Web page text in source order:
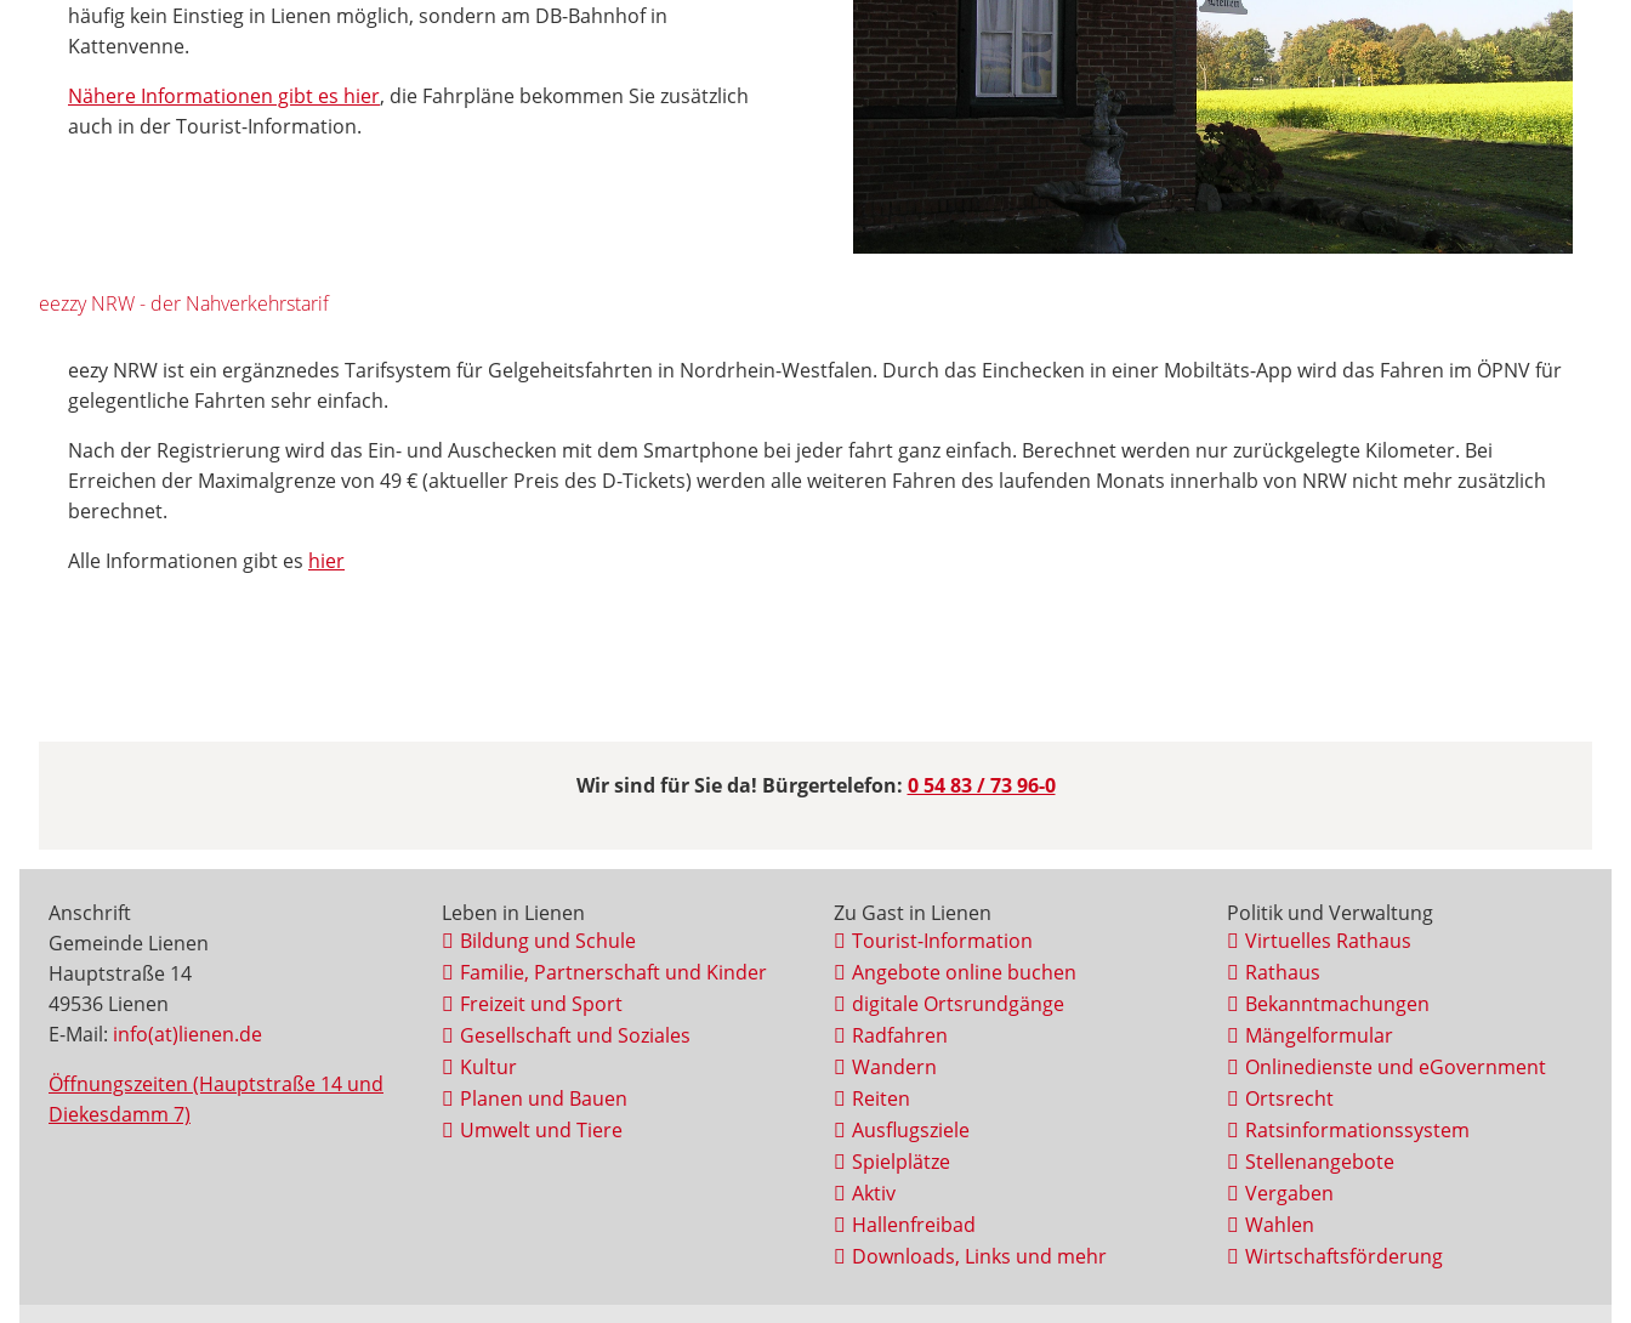
häufig kein Einstieg in Lienen möglich, sondern am DB-Bahnhof in
Kattenvenne.
Nähere Informationen gibt es hier, die Fahrpläne bekommen Sie zusätzlich
auch in der Tourist-Information.
eezzy NRW - der Nahverkehrstarif
eezy NRW ist ein ergänznedes Tarifsystem für Gelgeheitsfahrten in Nordrhein-Westfalen. Durch das Einchecken in einer Mobiltäts-App wird das Fahren im ÖPNV für
gelegentliche Fahrten sehr einfach.
Nach der Registrierung wird das Ein- und Auschecken mit dem Smartphone bei jeder fahrt ganz einfach. Berechnet werden nur zurückgelegte Kilometer. Bei
Erreichen der Maximalgrenze von 49 € (aktueller Preis des D-Tickets) werden alle weiteren Fahren des laufenden Monats innerhalb von NRW nicht mehr zusätzlich
berechnet.
Alle Informationen gibt es hier
Wir sind für Sie da! Bürgertelefon: 0 54 83 / 73 96-0
Anschrift
Gemeinde Lienen
Hauptstraße 14
49536 Lienen
E-Mail: info(at)lienen.de
Öffnungszeiten (Hauptstraße 14 und
Diekesdamm 7)
Leben in Lienen
Bildung und Schule
Familie, Partnerschaft und Kinder
Freizeit und Sport
Gesellschaft und Soziales
Kultur
Planen und Bauen
Umwelt und Tiere
Zu Gast in Lienen
Tourist-Information
Angebote online buchen
digitale Ortsrundgänge
Radfahren
Wandern
Reiten
Ausflugsziele
Spielplätze
Aktiv
Hallenfreibad
Downloads, Links und mehr
Politik und Verwaltung
Virtuelles Rathaus
Rathaus
Bekanntmachungen
Mängelformular
Onlinedienste und eGovernment
Ortsrecht
Ratsinformationssystem
Stellenangebote
Vergaben
Wahlen
Wirtschaftsförderung